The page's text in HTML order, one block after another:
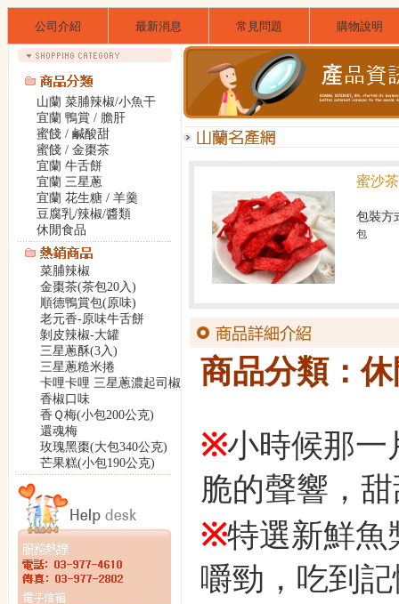
公司介紹 最新消息 常見問題 購物說明
山蘭 菜脯辣椒/小魚干
宜蘭 鴨賞 / 膽肝
蜜餞 / 鹹酸甜
蜜餞 / 金棗茶
宜蘭 牛舌餅
宜蘭 三星蔥
宜蘭 花生糖 / 羊羹
豆腐乳/辣椒/醬類
休閒食品
菜脯辣椒
金棗茶(茶包20入)
順德鴨賞包(原味)
老元香-原味牛舌餅
剝皮辣椒-大罐
三星蔥酥(3入)
三星蔥糙米捲
卡哩卡哩 三星蔥濃起司椒
香椒口味
香Ｑ梅(小包200公克)
還魂梅
玫瑰黑棗(大包340公克)
芒果糕(小包190公克)
蜜沙
包裝方
包
商品分類：
※小時候那一
脆的聲響，
※特選新鮮魚
嚼勁，吃到